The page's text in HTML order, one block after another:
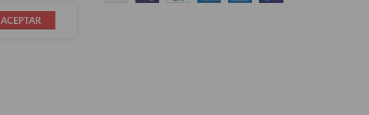
ACEPTAR